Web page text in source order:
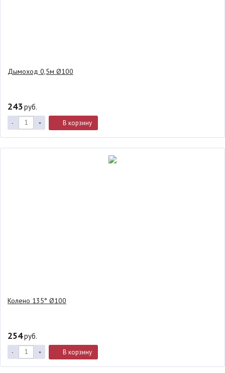
Дымоход 0,5м Ø100
243руб.
- + В корзину
Колено 135° Ø100
254руб.
- + В корзину